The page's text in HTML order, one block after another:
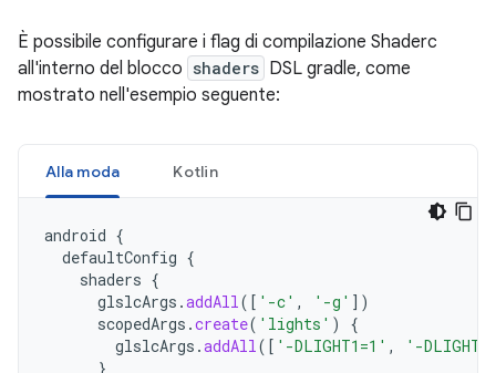
È possibile configurare i flag di compilazione Shaderc
all'interno del blocco shaders DSL gradle, come
mostrato nell'esempio seguente:
Alla moda Kotlin
android {
defaultConfig {
shaders {
glslcArgs .addAll([ '-c' , '-g' ])
scopedArgs .create( 'lights' )
{
glslcArgs .addAll([ '-DLIGHT1=1' ,
'-
}